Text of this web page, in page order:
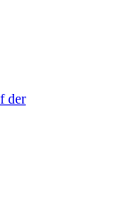
der